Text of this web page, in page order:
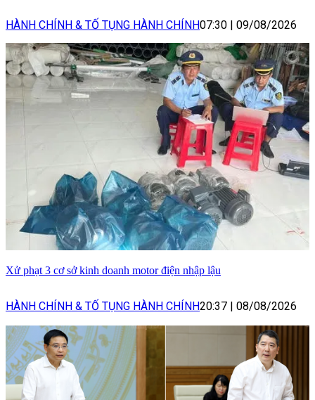
HÀNH CHÍNH & TỐ TỤNG HÀNH CHÍNH07:30 09/08/2026
Xử phạt 3 cơ sở kinh doanh motor điện nhập lậu
HÀNH CHÍNH & TỐ TỤNG HÀNH CHÍNH20:37 | 08/08/2026